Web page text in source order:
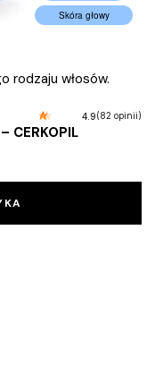
Skóra głowy
CERKOPIL
rodzaju włosów.
4.9(82 opinii)